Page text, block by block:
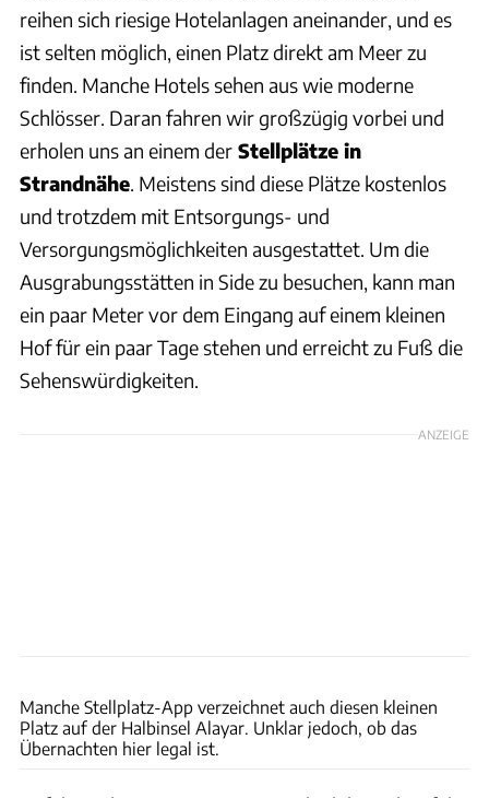
reihen sich riesige Hotelanlagen aneinander, und es
ist selten möglich, einen Platz direkt am Meer zu
finden. Manche Hotels sehen aus wie moderne
Schlösser. Daran fahren wir großzügig vorbei und
erholen uns an einem der Stellplätze in
Strandnähe. Meistens sind diese Plätze kostenlos
und trotzdem mit Entsorgungs- und
Versorgungsmöglichkeiten ausgestattet. Um die
Ausgrabungsstätten in Side zu besuchen, kann man
ein paar Meter vor dem Eingang auf einem kleinen
Hof für ein paar Tage stehen und erreicht zu Fuß die
Sehenswürdigkeiten.
ANZEIGE
Manche Stellplatz-App verzeichnet auch diesen kleinen
Platz auf der Halbinsel Alayar. Unklar jedoch, ob das
Übernachten hier legal ist.